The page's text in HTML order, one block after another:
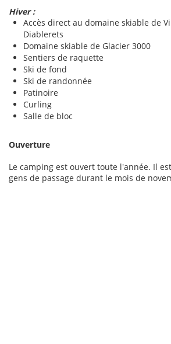
Hiver :
Accès direct au domaine skiable de
Diablerets
Domaine skiable de Glacier 3000
Sentiers de raquette
Ski de fond
Ski de randonnée
Patinoire
Curling
Salle de bloc
Ouverture
Le camping est ouvert toute l'année. Il
gens de passage durant le mois de